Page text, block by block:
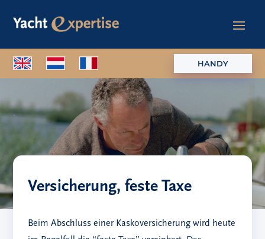
HANDY
Versicherung, feste Taxe
Beim Abschluss einer Kaskoversicherung wird heute